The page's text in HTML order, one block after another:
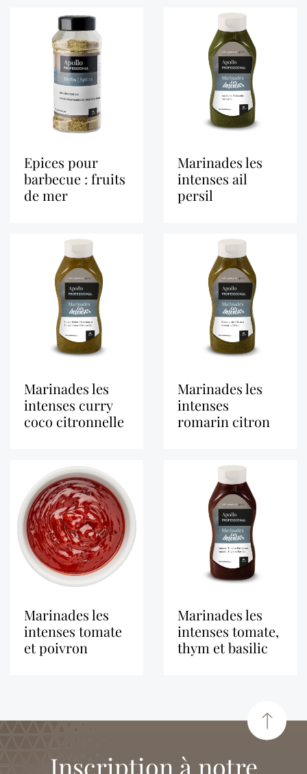
epices pour
barbecue : fruits
de mer
marinades les
intenses ail
persil
marinades les
intenses curry
coco citronnelle
marinades les
intenses
romarin citron
marinades les
intenses tomate
et poivron
marinades les
intenses tomate,
thym et basilic
Inscription à notre